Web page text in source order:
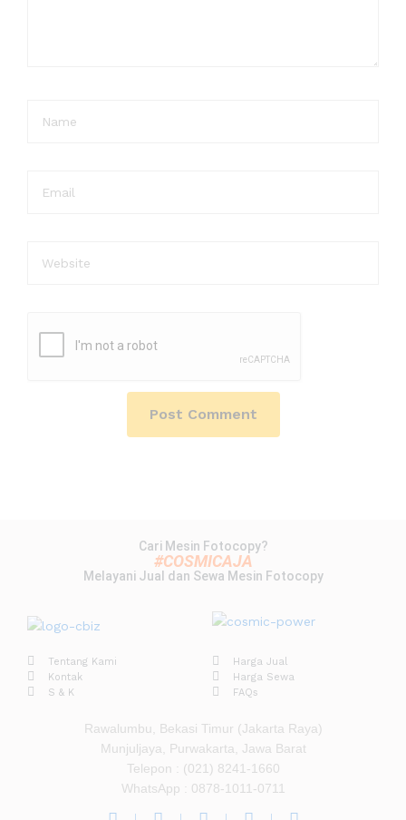
Cari Mesin Fotocopy?
#COSMICAJA
Melayani Jual dan Sewa Mesin Fotocopy
Tentang Kami
Kontak
S & K
Harga Jual
Harga Sewa
FAQs
Rawalumbu, Bekasi Timur (Jakarta Raya)
Munjuljaya, Purwakarta, Jawa Barat
Telepon : (021) 8241-1660
WhatsApp : 0878-1011-0711